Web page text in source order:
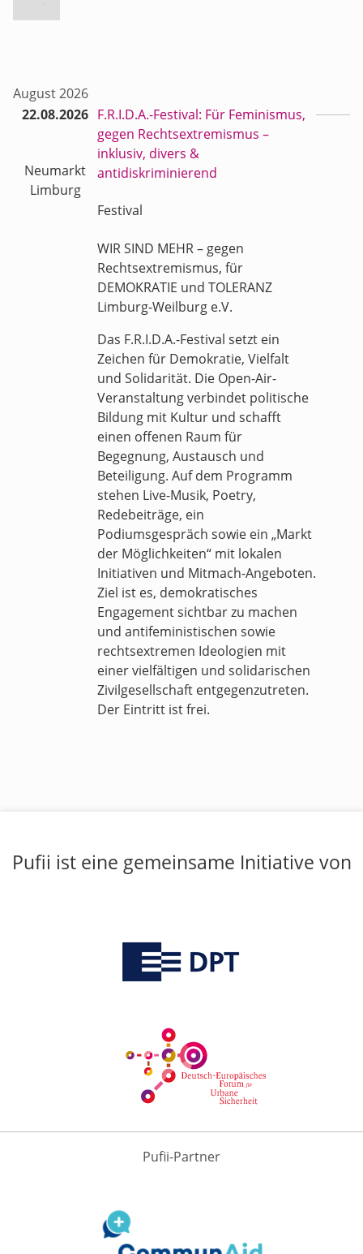
August 2026
22.08.2026
Neumarkt
Limburg
F.R.I.D.A.-Festival: Für Feminismus,
gegen Rechtsextremismus –
inklusiv, divers &
antidiskriminierend
Festival
WIR SIND MEHR – gegen
Rechtsextremismus, für
DEMOKRATIE und TOLERANZ
Limburg-Weilburg e.V.
Das F.R.I.D.A.-Festival setzt ein
Zeichen für Demokratie, Vielfalt
und Solidarität. Die Open-Air-
Veranstaltung verbindet politische
Bildung mit Kultur und schafft
einen offenen Raum für
Begegnung, Austausch und
Beteiligung. Auf dem Programm
stehen Live-Musik, Poetry,
Redebeiträge, ein
Podiumsgespräch sowie ein „Markt
der Möglichkeiten“ mit lokalen
Initiativen und Mitmach-Angeboten.
Ziel ist es, demokratisches
Engagement sichtbar zu machen
und antifeministischen sowie
rechtsextremen Ideologien mit
einer vielfältigen und solidarischen
Zivilgesellschaft entgegenzutreten.
Der Eintritt ist frei.
Pufii ist eine gemeinsame Initiative von
Pufii-Partner